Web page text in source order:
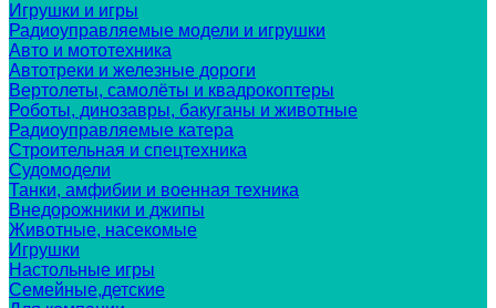
Игрушки и игры
Радиоуправляемые модели и игрушки
Авто и мототехника
Автотреки и железные дороги
Вертолеты, самолёты и квадрокоптеры
Роботы, динозавры, бакуганы и животные
Радиоуправляемые катера
Строительная и спецтехника
Судомодели
Танки, амфибии и военная техника
Внедорожники и джипы
Животные, насекомые
Игрушки
Настольные игры
Семейные,детские